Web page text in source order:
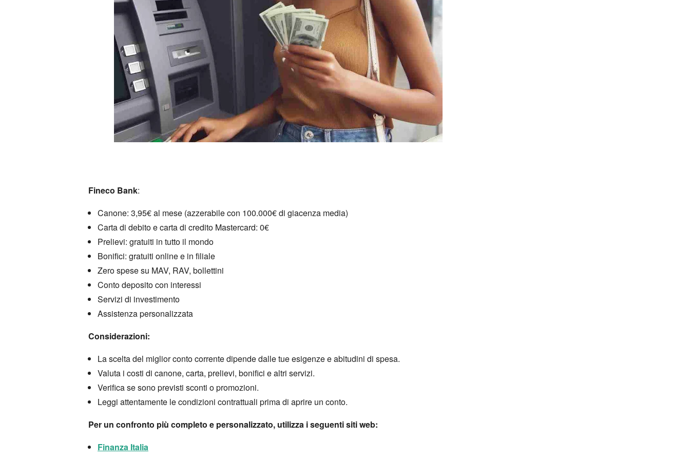
Fineco Bank:
Canone: 3,95€ al mese (azzerabile con 100.000€ di giacenza media)
Carta di debito e carta di credito Mastercard: 0€
Prelievi: gratuiti in tutto il mondo
Bonifici: gratuiti online e in filiale
Zero spese su MAV, RAV, bollettini
Conto deposito con interessi
Servizi di investimento
Assistenza personalizzata
Considerazioni:
La scelta del miglior conto corrente dipende dalle tue esigenze e abitudini di spesa.
Valuta i costi di canone, carta, prelievi, bonifici e altri servizi.
Verifica se sono previsti sconti o promozioni.
Leggi attentamente le condizioni contrattuali prima di aprire un conto.
Per un confronto più completo e personalizzato, utilizza i seguenti siti web:
Finanza Italia